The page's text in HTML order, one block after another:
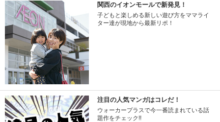
関西のイオンモールで新発見！
子どもと楽しめる新しい遊び方をママライ
ター達が現地から最新リポ！
注目の人気マンガはコレだ！
ウォーカープラスで今一番読まれている話
題作をチェック!!